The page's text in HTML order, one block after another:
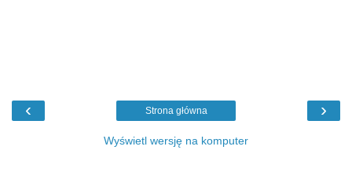
‹ ›
Strona główna
Wyświetl wersję na komputer